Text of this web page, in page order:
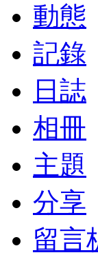
動態
記錄
日誌
相冊
主題
分享
留言